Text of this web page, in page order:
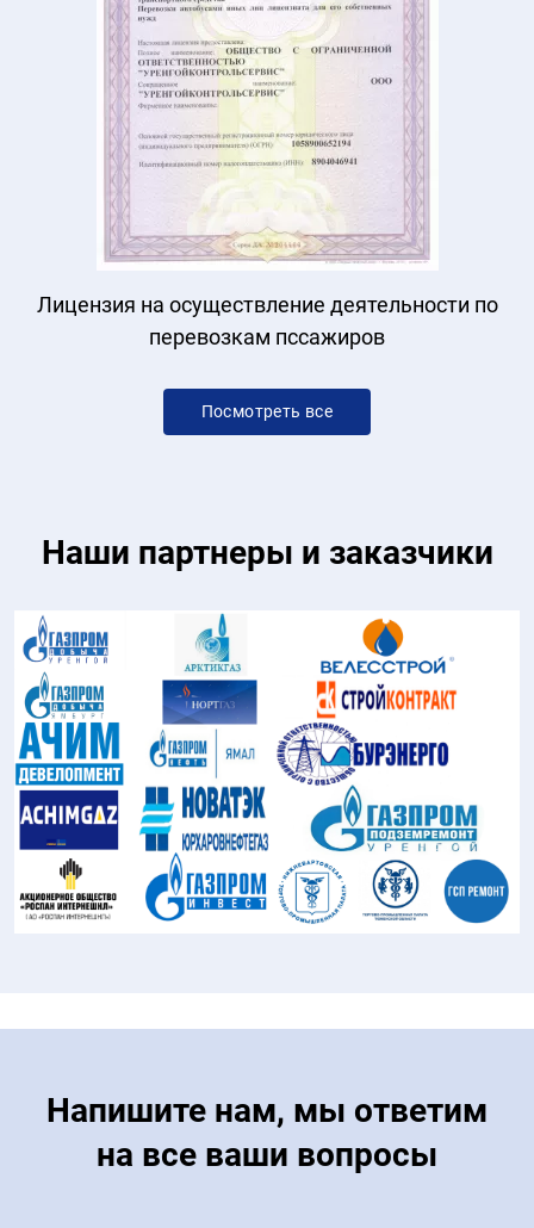
Лицензия на осуществление деятельности по
перевозкам пссажиров
Посмотреть все
Наши партнеры и заказчики
Напишите нам, мы ответим
на все ваши вопросы